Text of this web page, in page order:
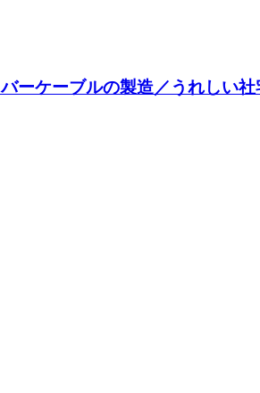
ーケーブルの製造／うれしい